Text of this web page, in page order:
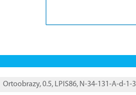
Ortoobrazy, 0.5, LPIS86, N-34-131-A-d-1-3